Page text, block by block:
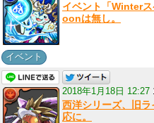
イベント「Winter
oonは無し。
イベント
2018年1月18日 12:27
西洋シリーズ、旧
応に。